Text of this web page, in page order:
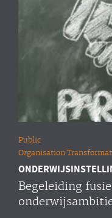
Public
Organisation
Begeleiding